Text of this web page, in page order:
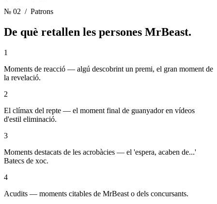
№ 02 / Patrons
De què retallen les persones MrBeast.
1
Moments de reacció — algú descobrint un premi, el gran moment de
la revelació.
2
El clímax del repte — el moment final de guanyador en vídeos
d'estil eliminació.
3
Moments destacats de les acrobàcies — el 'espera, acaben de...'
Batecs de xoc.
4
Acudits — moments citables de MrBeast o dels concursants.